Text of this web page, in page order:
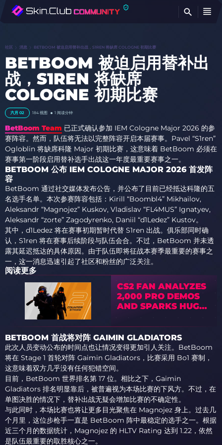
社区 消息 BETBOOM 被迫启用替补出战，S1REN 将缺席 COLOGNE 初期比赛
BETBOOM 被迫启用替补出
战，S1REN 将缺席
COLOGNE 初期比赛
六月 02 184 视图 1 阅读分钟
BetBoom Team 已正式确认参加 IEM Cologne Major 2026 的参
赛阵容。然而，队伍将无法以完整阵容开启本届赛事。Pavel “S1ren”
Ogloblin 将缺席科隆 Major 初期比赛，这意味着 BetBoom 必须在
赛事第一阶段启用替补选手出战这一年度最重要赛事之一。
BETBOOM 公布 IEM COLOGNE MAJOR 2026 首发阵
容
BetBoom 通过社交媒体发布公告，并公布了目前已经抵达科隆的五
名选手名单。本次参赛阵容包括：Kirill “Boombl4” Mikhailov,
Aleksandr “Magnojez” Kuskov, Vladislav “FL4MUS” Ignatyev,
Aleksandr “zorte” Zagodyrenko, Daniil “d1Ledez” Kustov。
其中，d1Ledez 将在赛事初期暂时代替 S1ren 出战。俱乐部同时确
认，S1ren 将在赛事后续阶段与队伍会合。不过，BetBoom 并未透
露其延迟抵达的具体原因。由于队伍即将征战本赛季最重要的赛事之
一，这一消息迅速引起了社区和粉丝的广泛关注。
阅读更多
CS2 FAN ANALYZES
2,000 PRO DEMOS
AND SPARKS HUGE
COMMUNITY
DEBATE
BETBOOM 首战将对阵 GAIMIN GLADIATORS
此次人员变动公布的时间点也让情况变得更加引人关注。BetBoom
将在 Stage 1 首轮对阵 Gaimin Gladiators，比赛采用 Bo1 赛制，
这意味着双方几乎没有任何犯错空间。
目前，BetBoom 世界排名第 17 位。相比之下，Gaimin
Gladiators 排名明显靠后，被普遍视为本场比赛的下风方。不过，在
单图决胜的情况下，替补出战无疑会增加比赛的不确定性。
与此同时，本场比赛也将让更多目光聚焦在 Magnojez 身上。过去几
个月里，这位步枪手一直是 BetBoom 阵中最稳定的选手之一。根据
近三个月的数据统计，Magnojez 的 HLTV Rating 达到 1.22，依然
是队伍最重要的取胜核心之一。